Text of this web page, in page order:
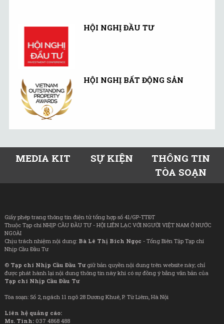
HỘI NGHỊ ĐẦU TƯ
HỘI NGHỊ BẤT ĐỘNG SẢN
MEDIA KIT SỰ KIỆN
THÔNG TIN
TÒA SOẠN
Giấy phép trang thông tin điện tử tổng hợp số 41/GP-TTĐT
Thuộc Tạp chí NHỊP CẦU ĐẦU TƯ - HỘI LIÊN LẠC VỚI NGƯỜI VIỆT NAM Ở NƯỚC
NGOÀI
Chịu trách nhiệm nội dung: Bà Lê Thị Bích Ngọc - Tổng Biên Tập Tạp chí
Nhịp Cầu Đầu Tư
© Tạp chí Nhịp Cầu Đầu Tưgiữ bản quyền nội dung trên website này; chỉ
được phát hành lại nội dung thông tin này khi có sự đồng ý bằng văn bản của
Tạp chí Nhịp Cầu Đầu Tư
Tòa soạn: Số 2, ngách 11 ngõ 28 Dương Khuê, P. Từ Liêm, Hà Nội
Liên hệ quảng cáo:
Ms. Tình: 037 4868 488